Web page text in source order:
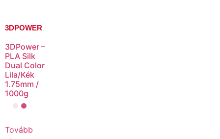
3DPOWER
3DPower –
PLA Silk
Dual Color
Lila/Kék
1.75mm /
1000g
Tovább